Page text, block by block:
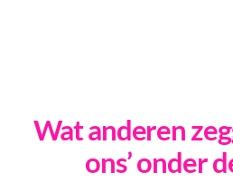
Wat anderen
ons’ onder